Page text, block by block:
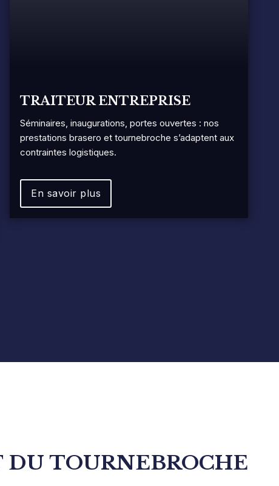
TRAITEUR ENTREPRISE
Séminaires, inaugurations, portes ouvertes : nos
prestations brasero et tournebroche s’adaptent aux
contraintes logistiques.
En savoir plus
DU TOURNEBROCHE